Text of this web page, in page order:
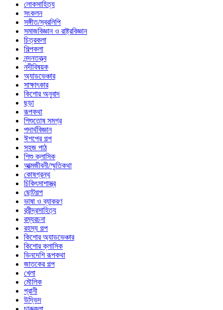
লোকসাহিত্য
সংকলন
সঙ্গীত/স্বরলিপি
সমাজবিজ্ঞান ও রাষ্ট্রবিজ্ঞান
চিত্রকলা
শিল্পকলা
নন্দনতত্ত্ব
নদীবিষয়ক
অ্যাডভেঞ্চার
সাক্ষাৎকার
কিশোর অনুবাদ
ছড়া
রূপকথা
শিশুতোষ সমগ্র
পদার্থবিজ্ঞান
ঈশপের গল্প
সহজ পাঠ
শিশু ক্লাসিক
আত্মজীবনী/স্মৃতিকথা
কোষগ্রন্থ
চিকিৎসাশাস্ত্র
ছোটগল্প
ভাষা ও ব্যাকরণ
রবীন্দ্রসাহিত্য
রম্যরচনা
রহস্য গল্প
কিশোর অ্যাডভেঞ্চার
কিশোর ক্লাসিক
ভিনদেশি রূপকথা
জাতকের গল্প
খেলা
মৌলিক
প্রানী
উদ্ভিদ